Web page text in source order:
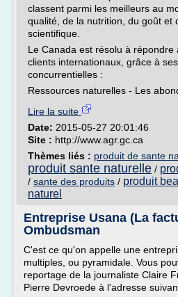
classent parmi les meilleurs au
qualité, de la nutrition, du goût et
scientifique.
Le Canada est résolu à répondre
clients internationaux, grâce à
concurrentielles :
Ressources naturelles - Les
Lire la suite
Date: 2015-05-27 20:01:46
Site : http://www.agr.gc.ca
Thèmes liés : produit de sante
produit sante naturelle /
/ sante des produits / produit
naturel
Entreprise Usana (La
Ombudsman
C'est ce qu'on appelle une
multiples, ou pyramidale. Vous
reportage de la journaliste Claire
Pierre Devroede à l'adresse